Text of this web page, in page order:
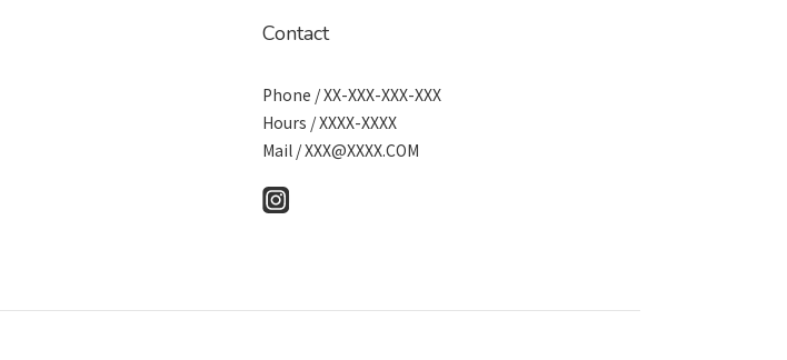
Contact
Phone / XX-XXX-XXX-XXX
Hours / XXXX-XXXX
Mail / XXX@XXXX.COM